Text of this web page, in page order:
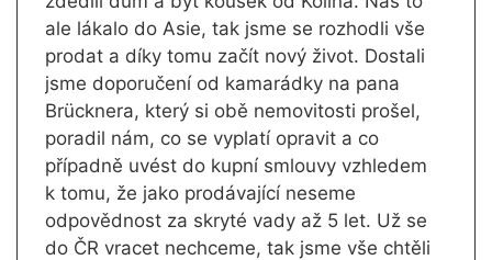
ale lákalo do Asie, tak jsme se rozhodli vše
prodat a díky tomu začít nový život. Dostali
jsme doporučení od kamarádky na pana
Brücknera, který si obě nemovitosti prošel,
poradil nám, co se vyplatí opravit a co
případně uvést do kupní smlouvy vzhledem
k tomu, že jako prodávající neseme
odpovědnost za skryté vady až 5 let. Už se
do ČR vracet nechceme, tak jsme vše chtěli